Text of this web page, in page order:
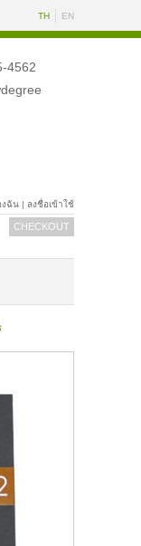
TH EN
4562
ฉัน | ลงชื่อเข้าใช้
CHECKOUT